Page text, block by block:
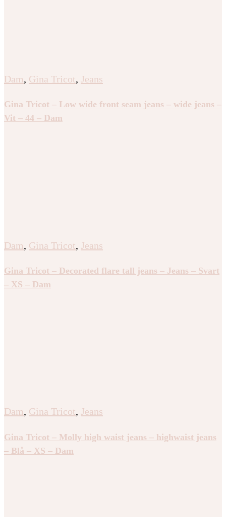
Dam, Gina Tricot, Jeans
Gina Tricot – Low wide front seam jeans – wide jeans –
Vit – 44 – Dam
Dam, Gina Tricot, Jeans
Gina Tricot – Decorated flare tall jeans – Jeans – Svart
– XS – Dam
Dam, Gina Tricot, Jeans
Gina Tricot – Molly high waist jeans – highwaist jeans
– Blå – XS – Dam